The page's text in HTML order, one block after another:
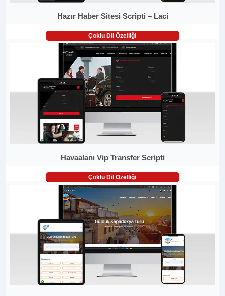
Hazır Haber Sitesi Scripti – Laci
Çoklu Dil Özelliği
Havaalanı Vip Transfer Scripti
Çoklu Dil Özelliği